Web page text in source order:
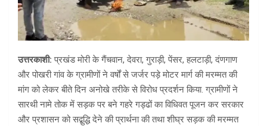
उत्तरकाशी: प्रखंड मोरी के गैंचवान, देवरा, गुराड़ी, पेंसर, हलटाड़ी, दंणगाण
और पोखरी गांव के ग्रामीणों ने वर्षों से जर्जर पड़े मोटर मार्ग की मरम्मत की
मांग को लेकर बीते दिन अनोखे तरीके से विरोध प्रदर्शन किया. ग्रामीणों ने
सारथी नामे तोक में सड़क पर बने गहरे गड्ढों का विधिवत पूजन कर सरकार
और प्रशासन को सद्बुद्धि देने की प्रार्थना की तथा शीघ्र सड़क की मरम्मत